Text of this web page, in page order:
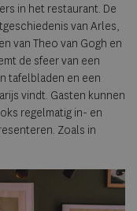
in het restaurant. De
van Arles,
van Theo van Gogh en
de sfeer van een
tafelbladen en een
vindt. Gasten kunnen
regelmatig in- en
Zoals in